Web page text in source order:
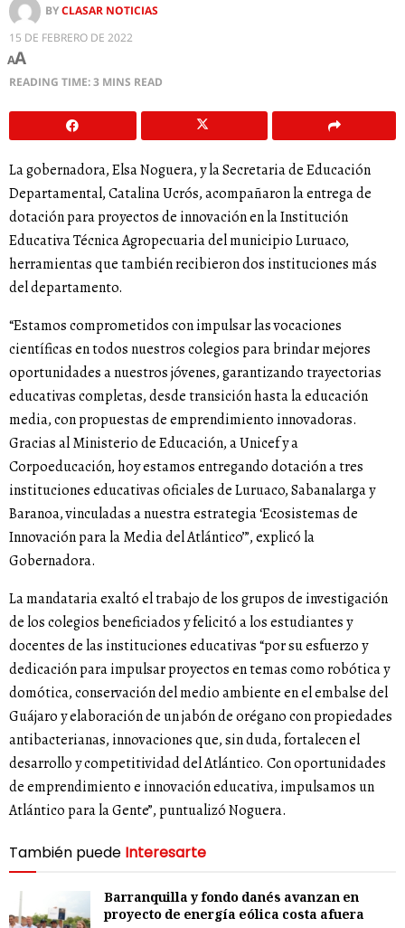
BYCLASAR NOTICIAS
15 DE FEBRERO DE 2022
AA
READING TIME: 3 MINS READ
La gobernadora, Elsa Noguera, y la Secretaria de Educación
Departamental, Catalina Ucrós, acompañaron la entrega de
dotación para proyectos de innovación en la Institución
Educativa Técnica Agropecuaria del municipio Luruaco,
herramientas que también recibieron dos instituciones más
del departamento.
“Estamos comprometidos con impulsar las vocaciones
científicas en todos nuestros colegios para brindar mejores
oportunidades a nuestros jóvenes, garantizando trayectorias
educativas completas, desde transición hasta la educación
media, con propuestas de emprendimiento innovadoras.
Gracias al Ministerio de Educación, a Unicef y a
Corpoeducación, hoy estamos entregando dotación a tres
instituciones educativas oficiales de Luruaco, Sabanalarga y
Baranoa, vinculadas a nuestra estrategia ‘Ecosistemas de
Innovación para la Media del Atlántico’”, explicó la
Gobernadora.
La mandataria exaltó el trabajo de los grupos de investigación
de los colegios beneficiados y felicitó a los estudiantes y
docentes de las instituciones educativas “por su esfuerzo y
dedicación para impulsar proyectos en temas como robótica y
domótica, conservación del medio ambiente en el embalse del
Guájaro y elaboración de un jabón de orégano con propiedades
antibacterianas, innovaciones que, sin duda, fortalecen el
desarrollo y competitividad del Atlántico. Con oportunidades
de emprendimiento e innovación educativa, impulsamos un
Atlántico para la Gente”, puntualizó Noguera.
También puede Interesarte
Barranquilla y fondo danés avanzan en
proyecto de energía eólica costa afuera